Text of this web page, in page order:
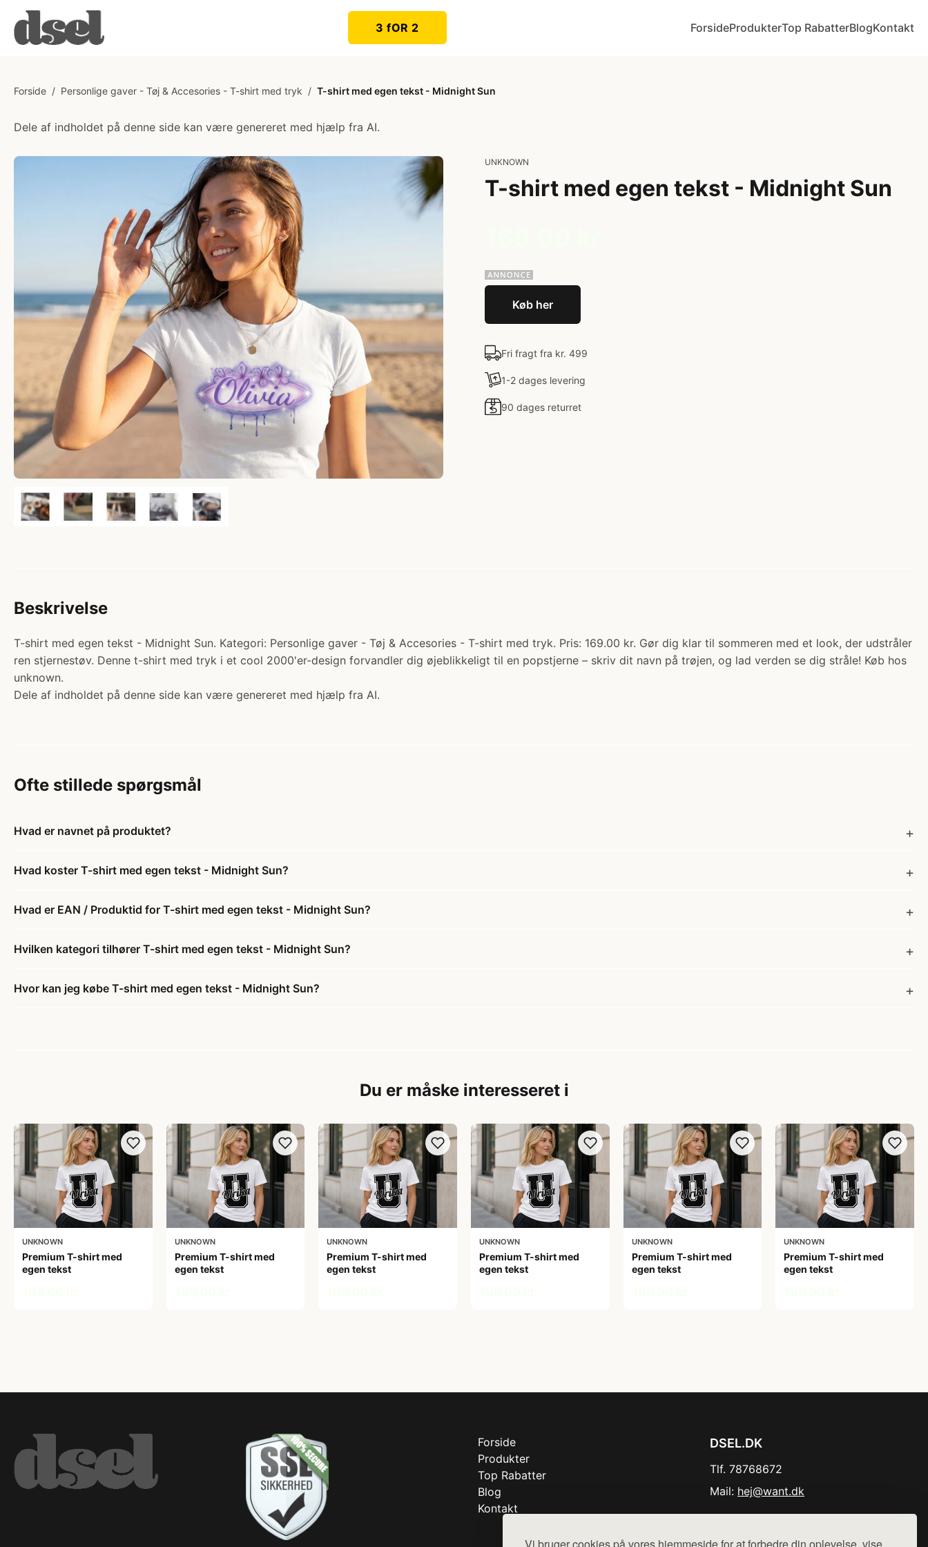
3 fOR 2 ForsideProdukterTop RabatterBlogKontakt
Forside / Personlige gaver - Tøj & Accesories - T-shirt med tryk / T-shirt med egen tekst - Midnight Sun
Dele af indholdet på denne side kan være genereret med hjælp fra AI.
UNKNOWN
T-shirt med egen tekst - Midnight Sun
Køb her
Fri fragt fra kr. 499
1-2 dages levering
90 dages returret
Beskrivelse
T-shirt med egen tekst - Midnight Sun. Kategori: Personlige gaver - Tøj & Accesories - T-shirt med tryk. Pris: 169.00 kr. Gør dig klar til sommeren med et look, der udstråler
ren stjernestøv. Denne t-shirt med tryk i et cool 2000'er-design forvandler dig øjeblikkeligt til en popstjerne – skriv dit navn på trøjen, og lad verden se dig stråle! Køb hos
unknown.
Dele af indholdet på denne side kan være genereret med hjælp fra AI.
Ofte stillede spørgsmål
Hvad er navnet på produktet?
Hvad koster T-shirt med egen tekst - Midnight Sun?
Hvad er EAN / Produktid for T-shirt med egen tekst - Midnight Sun?
Hvilken kategori tilhører T-shirt med egen tekst - Midnight Sun?
Hvor kan jeg købe T-shirt med egen tekst - Midnight Sun?
Du er måske interesseret i
UNKNOWN
Premium T-shirt med
egen tekst
UNKNOWN
Premium T-shirt med
egen tekst
UNKNOWN
Premium T-shirt med
egen tekst
UNKNOWN
Premium T-shirt med
egen tekst
UNKNOWN
Premium T-shirt med
egen tekst
UNKNOWN
Premium T-shirt med
egen tekst
Forside
Produkter
Top Rabatter
Blog
Kontakt
DSEL.DK
Tlf. 78768672
Mail: hej@want.dk